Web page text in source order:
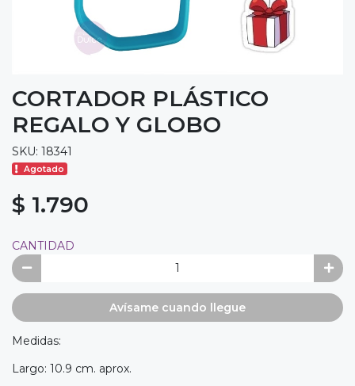
CORTADOR PLÁSTICO
REGALO Y GLOBO
SKU: 18341
Agotado
$ 1.790
CANTIDAD
Avísame cuando llegue
Medidas:
Largo: 10.9 cm. aprox.